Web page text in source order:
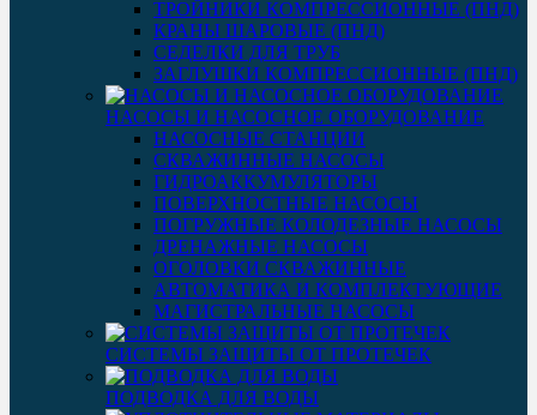
ТРОЙНИКИ КОМПРЕССИОННЫЕ (ПНД)
КРАНЫ ШАРОВЫЕ (ПНД)
СЕДЕЛКИ ДЛЯ ТРУБ
ЗАГЛУШКИ КОМПРЕССИОННЫЕ (ПНД)
НАСОСЫ И НАСОСНОЕ ОБОРУДОВАНИЕ
НАСОСНЫЕ СТАНЦИИ
СКВАЖИННЫЕ НАСОСЫ
ГИДРОАККУМУЛЯТОРЫ
ПОВЕРХНОСТНЫЕ НАСОСЫ
ПОГРУЖНЫЕ КОЛОДЕЗНЫЕ НАСОСЫ
ДРЕНАЖНЫЕ НАСОСЫ
ОГОЛОВКИ СКВАЖИННЫЕ
АВТОМАТИКА И КОМПЛЕКТУЮЩИЕ
МАГИСТРАЛЬНЫЕ НАСОСЫ
СИСТЕМЫ ЗАЩИТЫ ОТ ПРОТЕЧЕК
ПОДВОДКА ДЛЯ ВОДЫ